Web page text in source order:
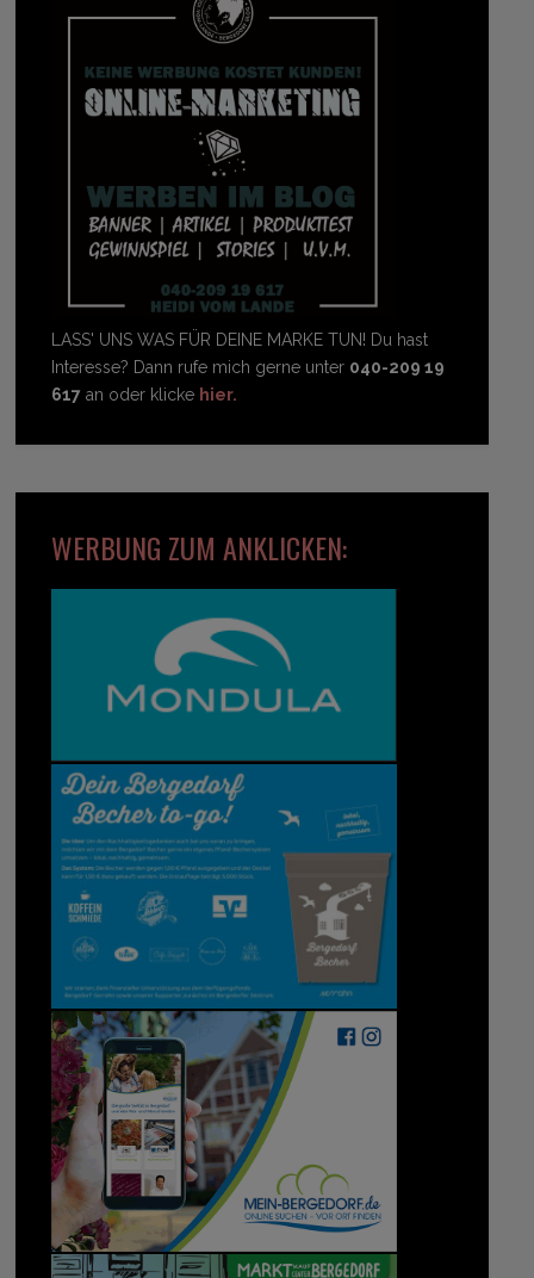
LASS' UNS WAS FÜR DEINE MARKE TUN! Du hast
Interesse? Dann rufe mich gerne unter 040-209 19
617 an oder klicke hier.
WERBUNG ZUM ANKLICKEN: